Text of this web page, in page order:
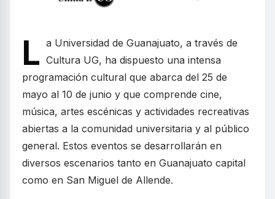
L a Universidad de Guanajuato, a través de
Cultura UG, ha dispuesto una intensa
programación cultural que abarca del 25 de
mayo al 10 de junio y que comprende cine,
música, artes escénicas y actividades recreativas
abiertas a la comunidad universitaria y al público
general. Estos eventos se desarrollarán en
diversos escenarios tanto en Guanajuato capital
como en San Miguel de Allende.